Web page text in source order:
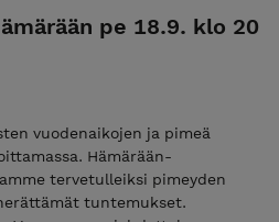
pe 18.9. klo 20
vuodenaikojen ja pimeä
Hämärään-
tervetulleiksi pimeyden
tuntemukset.